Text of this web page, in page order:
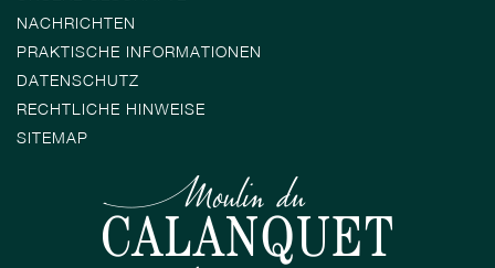
NACHRICHTEN
PRAKTISCHE INFORMATIONEN
DATENSCHUTZ
RECHTLICHE HINWEISE
SITEMAP